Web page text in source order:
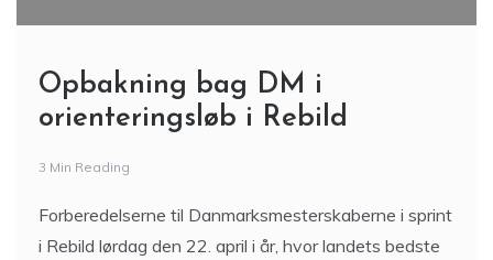
Opbakning bag DM i
orienteringsløb i Rebild
3 Min Reading
Forberedelserne til Danmarksmesterskaberne i sprint
i Rebild lørdag den 22. april i år, hvor landets bedste